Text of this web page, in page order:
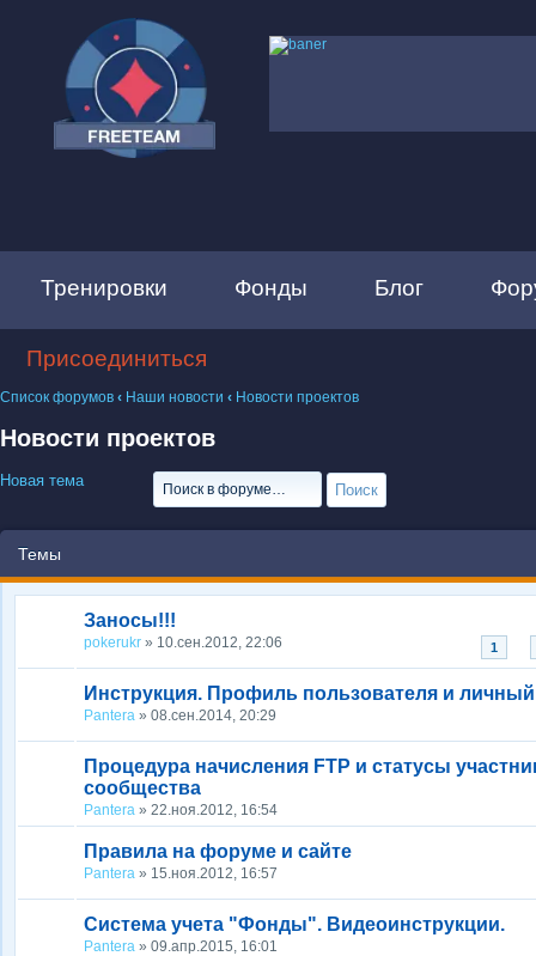
Тренировки Фонды Блог
Присоединиться
Список форумов ‹ Наши новости ‹ Новости проектов
Новости проектов
Новая тема
Темы
Заносы!!!
1
pokerukr » 10.сен.2012, 22:06
Инструкция. Профиль пользователя и
Pantera » 08.сен.2014, 20:29
Процедура начисления FTP и статусы
сообщества
Pantera » 22.ноя.2012, 16:54
Правила на форуме и сайте
Pantera » 15.ноя.2012, 16:57
Система учета "Фонды". Видеоинструкции.
Pantera » 09.апр.2015, 16:01